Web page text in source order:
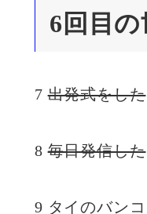
6回目
7出発式をした
8毎日発信した
9 タイのバン